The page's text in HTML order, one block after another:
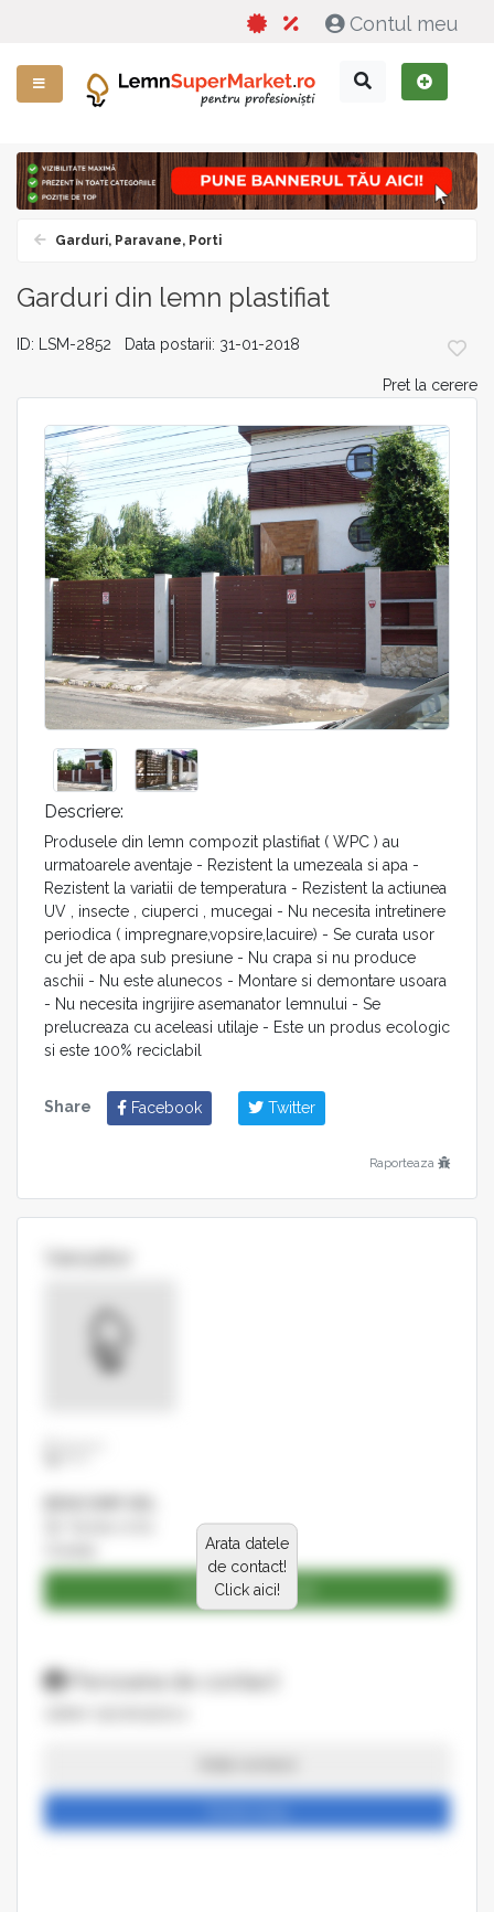
Contul meu
Garduri, Paravane, Porti
Garduri din lemn plastifiat
ID: LSM-2852 Data postarii: 31-01-2018
Pret la cerere
Descriere:
Produsele din lemn compozit plastifiat ( WPC ) au
urmatoarele aventaje - Rezistent la umezeala si apa -
Rezistent la variatii de temperatura - Rezistent la actiunea
UV , insecte , ciuperci , mucegai - Nu necesita intretinere
periodica ( impregnare,vopsire,lacuire) - Se curata usor
cu jet de apa sub presiune - Nu crapa si nu produce
aschii - Nu este alunecos - Montare si demontare usoara
- Nu necesita ingrijire asemanator lemnului - Se
prelucreaza cu aceleasi utilaje - Este un produs ecologic
si este 100% reciclabil
Share Facebook Twitter
Raporteaza
Arata datele
de contact!
Click aici!
Catalog produse
Persoana de contact